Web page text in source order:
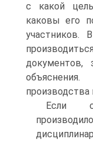
с какой
каковы его
участников.
производства
Если